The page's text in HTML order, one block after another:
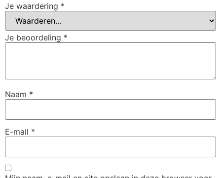
Je waardering *
Je beoordeling *
Naam *
E-mail *